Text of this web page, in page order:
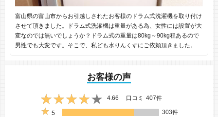
富山県の富山市からお引越しされたお客様のドラム式洗濯機を取り付け
させて頂きました。ドラム式洗濯機は重量がある為、女性には設置が大
変なのでは無いでしょうか？ドラム式の重量は80kg～90kg程あるので
男性でも大変です。そこで、私ども水りんくすにご依頼頂きました。
お客様の声
4.66 口コミ 407件
5
303件